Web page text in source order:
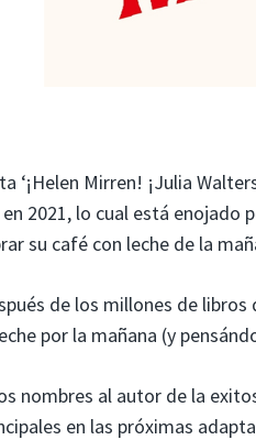
‘¡Helen Mirren! ¡Julia
2021, lo cual está enojado
su café con leche de la
de los millones de
por la mañana (y
nombres al autor de la
en las próximas